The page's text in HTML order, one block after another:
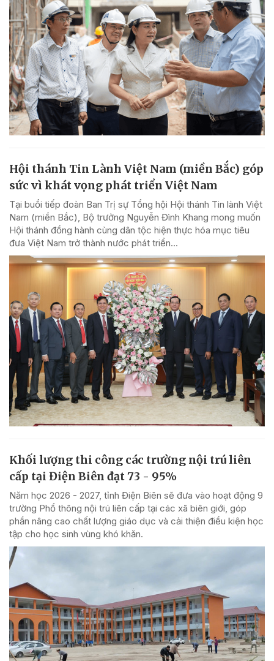
Hội thánh Tin Lành Việt Nam (miền Bắc) góp
sức vì khát vọng phát triển Việt Nam
Tại buổi tiếp đoàn Ban Trị sự Tổng hội Hội thánh Tin lành Việt
Nam (miền Bắc), Bộ trưởng Nguyễn Đình Khang mong muốn
Hội thánh đồng hành cùng dân tộc hiện thực hóa mục tiêu
đưa Việt Nam trở thành nước phát triển...
Khối lượng thi công các trường nội trú liên
cấp tại Điện Biên đạt 73 - 95%
Năm học 2026 - 2027, tỉnh Điện Biên sẽ đưa vào hoạt động 9
trường Phổ thông nội trú liên cấp tại các xã biên giới, góp
phần nâng cao chất lượng giáo dục và cải thiện điều kiện học
tập cho học sinh vùng khó khăn.